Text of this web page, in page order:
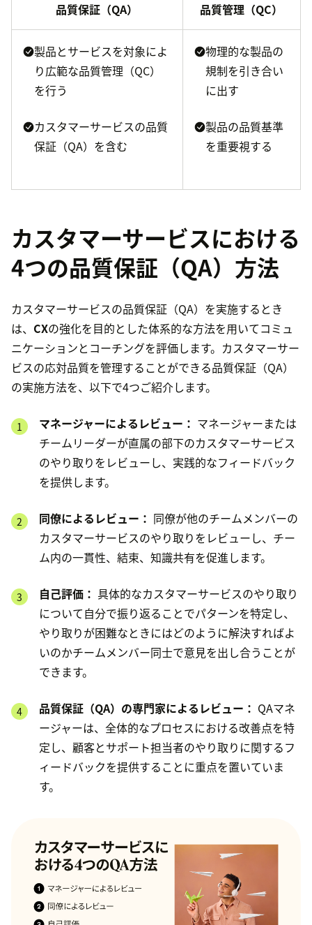
品質保証（QA） 品質管理（QC）
製品とサービスを対象によ
り広範な品質管理（QC）
を行う
カスタマーサービスの品質
保証（QA）を含む
物理的な製品の
規制を引き合い
に出す
製品の品質基準
を重要視する
カスタマーサービスにおける
4つの品質保証（QA）方法
カスタマーサービスの品質保証（QA）を実施するとき
は、 CXの強化を目的とした体系的な方法を用いてコミュ
ニケーションとコーチングを評価します。カスタマーサー
ビスの応対品質を管理することができる品質保証（QA）
の実施方法を、以下で4つご紹介します。
マネージャーによるレビュー： マネージャーまたは
チームリーダーが直属の部下のカスタマーサービス
のやり取りをレビューし、実践的なフィードバック
を提供します。
同僚によるレビュー： 同僚が他のチームメンバーの
カスタマーサービスのやり取りをレビューし、チー
ム内の一貫性、結束、知識共有を促進します。
自己評価： 具体的なカスタマーサービスのやり取り
について自分で振り返ることでパターンを特定し、
やり取りが困難なときにはどのように解決すればよ
いのかチームメンバー同士で意見を出し合うことが
できます。
品質保証（QA）の専門家によるレビュー： QAマネ
ージャーは、全体的なプロセスにおける改善点を特
定し、顧客とサポート担当者のやり取りに関するフ
ィードバックを提供することに重点を置いていま
す。